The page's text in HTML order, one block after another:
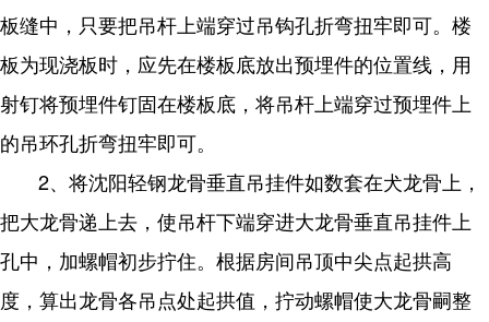
板缝中，只要把吊杆上端穿过吊钩孔折弯扭牢即可。楼
板为现浇板时，应先在楼板底放出预埋件的位置线，用
射钉将预埋件钉固在楼板底，将吊杆上端穿过预埋件上
的吊环孔折弯扭牢即可。
2、将沈阳轻钢龙骨垂直吊挂件如数套在犬龙骨上，
把大龙骨递上去，使吊杆下端穿进大龙骨垂直吊挂件上
孔中，加螺帽初步拧住。根据房间吊顶中尖点起拱高
度，算出龙骨各吊点处起拱值，拧动螺帽使大龙骨嗣整